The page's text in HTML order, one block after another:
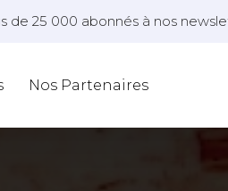
de 25 000 abonnés à nos
Nos Partenaires